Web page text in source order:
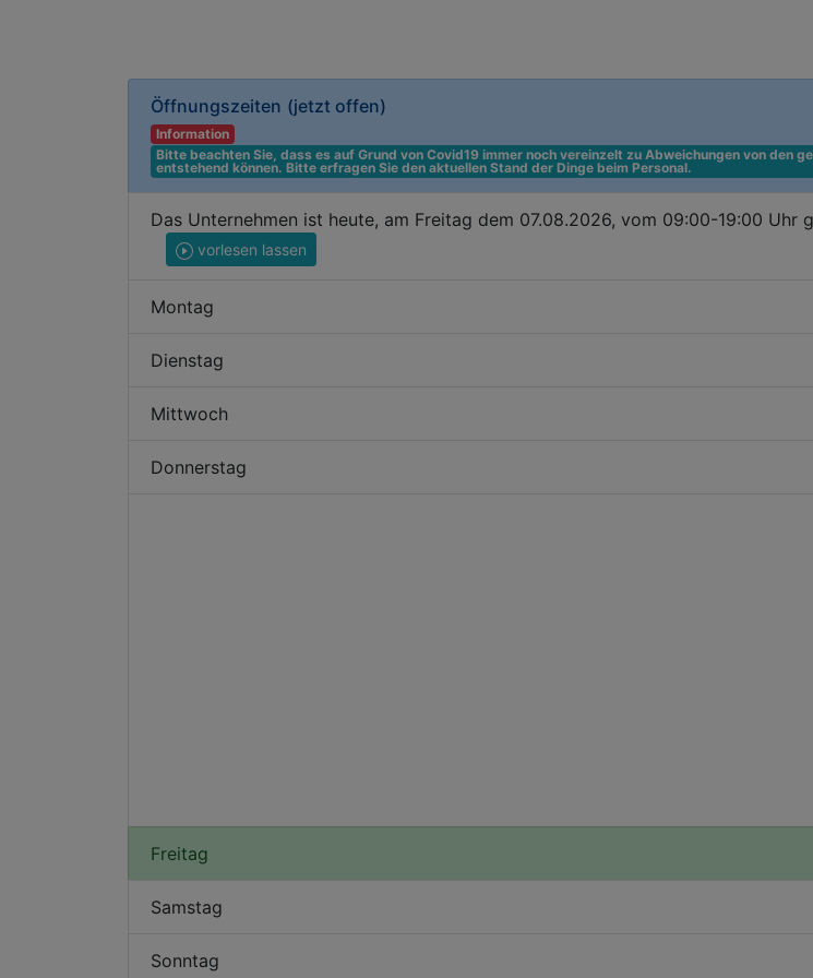
Öffnungszeiten (jetzt offen)
Information
Bitte beachten Sie, dass es auf Grund von Covid19 immer noch vereinzelt zu Abweichungen von den
entstehend können. Bitte erfragen Sie den aktuellen Stand der Dinge beim Personal.
Das Unternehmen ist heute, am Freitag dem 07.08.2026, vom 09:00-19:00 Uhr
vorlesen lassen
Montag
Dienstag
Mittwoch
Donnerstag
Freitag
Samstag
Sonntag